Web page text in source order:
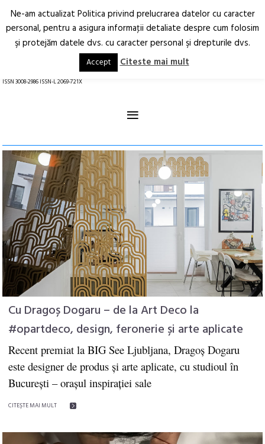
Arhitectură.
Oraș.
RO EN
ISSN 3008-2986 ISSN-L 2069-721X
≡
Cu Dragoș Dogaru – de la Art Deco la
#opartdeco, design, feronerie și arte aplicate
Recent premiat la BIG See Ljubljana, Dragoş Dogaru
este designer de produs şi arte aplicate, cu studioul în
București – orașul inspirației sale
CITEŞTE MAI MULT
Ne-am actualizat Politica privind prelucrarea datelor cu caracter
personal, pentru a asigura informaţii detaliate despre cum folosim
şi protejăm datele dvs. cu caracter personal şi drepturile dvs.
Accept Citeste mai mult